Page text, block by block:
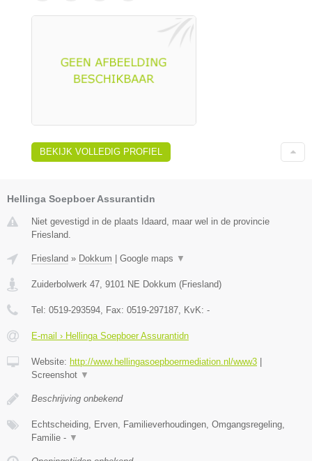
BEKIJK VOLLEDIG PROFIEL
Hellinga Soepboer Assurantidn
Niet gevestigd in de plaats Idaard, maar wel in de provincie
Friesland.
Friesland » Dokkum Google maps ▼
Zuiderbolwerk 47, 9101 NE Dokkum (Friesland)
Tel: 0519-293594, Fax: 0519-297187, KvK: -
E-mail › Hellinga Soepboer Assurantidn
Website: http://www.hellingasoepboermediation.nl/www3
Screenshot ▼
Beschrijving onbekend
Echtscheiding, Erven, Familieverhoudingen, Omgangsregeling,
Familie - ▼